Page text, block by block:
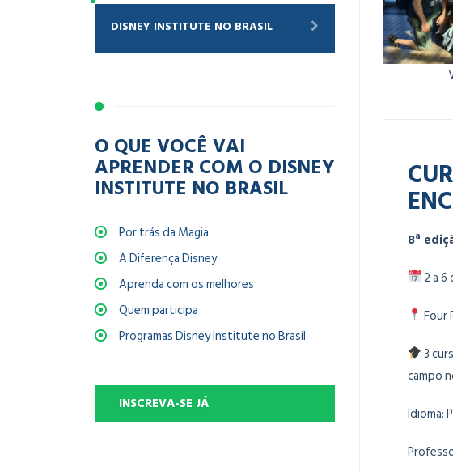
8ª
2 a
Four
3
campo
Idioma:
DISNEY INSTITUTE NO BRASIL
O QUE VOCÊ VAI
APRENDER COM O DISNEY
INSTITUTE NO BRASIL
Por trás da Magia
A Diferença Disney
Aprenda com os melhores
Quem participa
Programas Disney Institute no Brasil
INSCREVA-SE JÁ